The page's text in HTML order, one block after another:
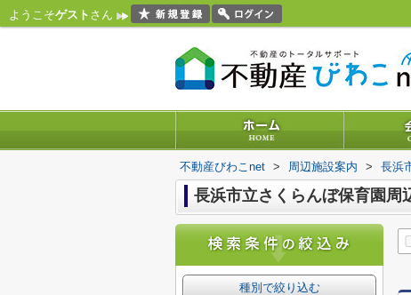
ようこそゲスト さん
不動産びわこnet > 周辺施設案内 > 長浜
長浜市立さくらんぼ保育園周
種別で絞り込む